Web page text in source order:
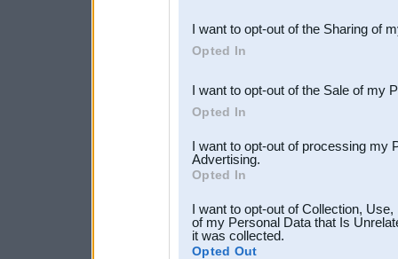
Downstream Participants
third parties.
I want to opt-out of the Sharing of
Opted In
I want to opt-out of the Sale of my
Opted In
I want to opt-out of processing my
Advertising.
Opted In
I want to opt-out of Collection,
of my Personal Data that Is
it was collected.
Opted Out